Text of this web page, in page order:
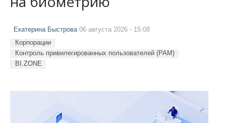
Екатерина Быстрова06 августа 2026 - 15:08
Корпорации
Контроль привилегированных пользователей (PAM)
BI.ZONE